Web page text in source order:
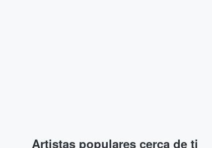
Artistas populares cerca de ti